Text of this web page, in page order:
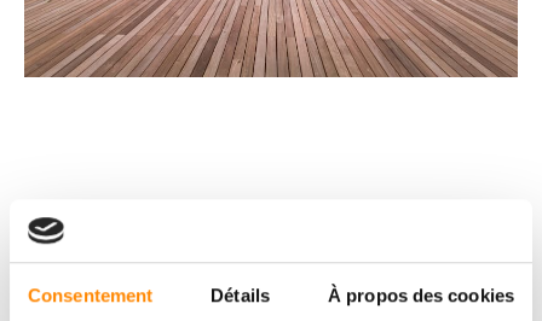
Consentement Détails À propos des cookies